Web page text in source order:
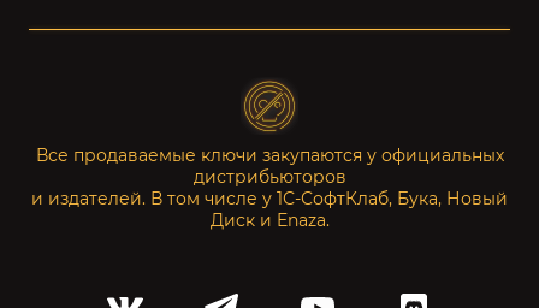
Все продаваемые ключи закупаются у официальных
дистрибьюторов
и издателей. В том числе у 1С-СофтКлаб, Бука, Новый
Диск и Enaza.